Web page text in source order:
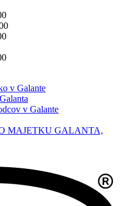
v Galante
v Galante
MAJETKU GALANTA,